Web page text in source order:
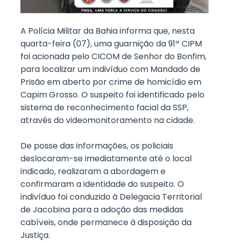
A Polícia Militar da Bahia informa que, nesta
quarta-feira (07), uma guarnição da 91ª CIPM
foi acionada pelo CICOM de Senhor do Bonfim,
para localizar um indivíduo com Mandado de
Prisão em aberto por crime de homicídio em
Capim Grosso. O suspeito foi identificado pelo
sistema de reconhecimento facial da SSP,
através do videomonitoramento na cidade.
De posse das informações, os policiais
deslocaram-se imediatamente até o local
indicado, realizaram a abordagem e
confirmaram a identidade do suspeito. O
indivíduo foi conduzido à Delegacia Territorial
de Jacobina para a adoção das medidas
cabíveis, onde permanece à disposição da
Justiça.